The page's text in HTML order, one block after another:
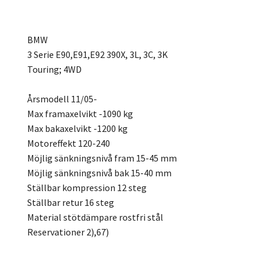
BMW
3 Serie E90,E91,E92 390X, 3L, 3C, 3K
Touring; 4WD
Årsmodell 11/05-
Max framaxelvikt -1090 kg
Max bakaxelvikt -1200 kg
Motoreffekt 120-240
Möjlig sänkningsnivå fram 15-45 mm
Möjlig sänkningsnivå bak 15-40 mm
Ställbar kompression 12 steg
Ställbar retur 16 steg
Material stötdämpare rostfri stål
Reservationer 2),67)